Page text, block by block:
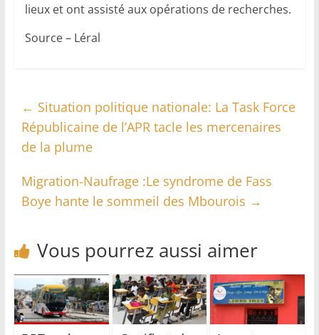
lieux et ont assisté aux opérations de recherches.
Source – Léral
← Situation politique nationale: La Task Force
Républicaine de l’APR tacle les mercenaires
de la plume
Migration-Naufrage :Le syndrome de Fass
Boye hante le sommeil des Mbourois →
Vous pourrez aussi aimer